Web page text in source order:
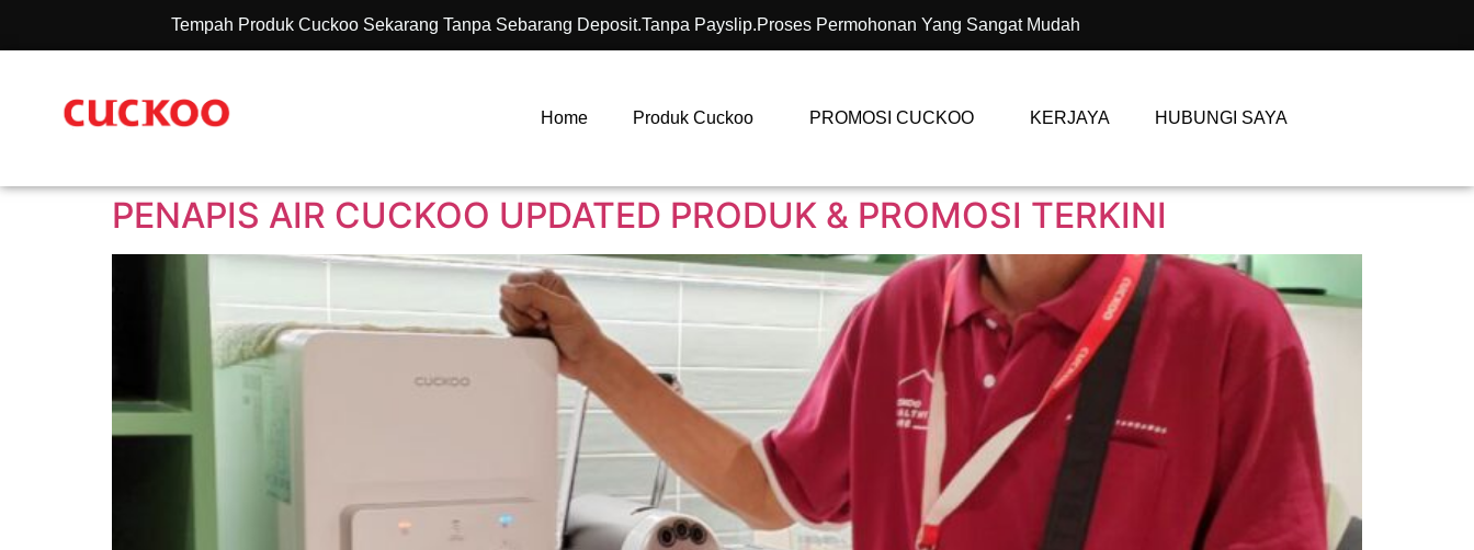
Tempah Produk Cuckoo Sekarang Tanpa Sebarang Deposit.Tanpa Payslip.Proses Permohonan Yang Sangat Mudah
Home Produk Cuckoo PROMOSI CUCKOO KERJAYA HUBUNGI SAYA
PENAPIS AIR CUCKOO UPDATED PRODUK & PROMOSI TERKINI